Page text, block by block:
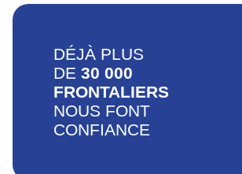
DÉJÀ PLUS
DE 30 000
FRONTALIERS
NOUS FONT
CONFIANCE